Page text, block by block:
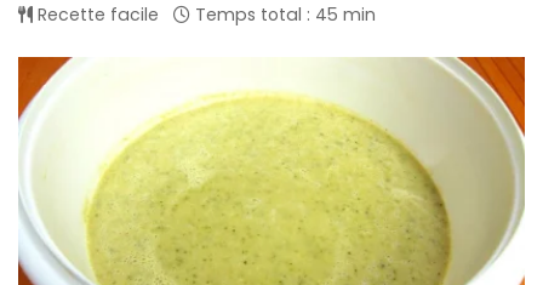
Recette facile Temps total : 45 min